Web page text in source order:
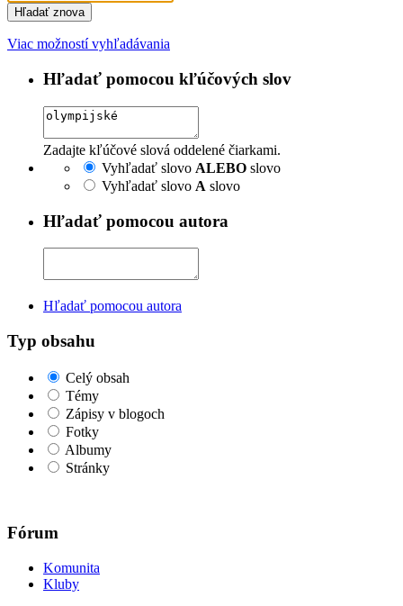
Hľadať znova
Viac možností vyhľadávania
Hľadať pomocou kľúčových slov
Zadajte kľúčové slová oddelené čiarkami.
Vyhľadať slovo ALEBO slovo
Vyhľadať slovo A slovo
Hľadať pomocou autora
Hľadať pomocou autora
Typ obsahu
Celý obsah
Témy
Zápisy v blogoch
Fotky
Albumy
Stránky
Fórum
Komunita
Kluby